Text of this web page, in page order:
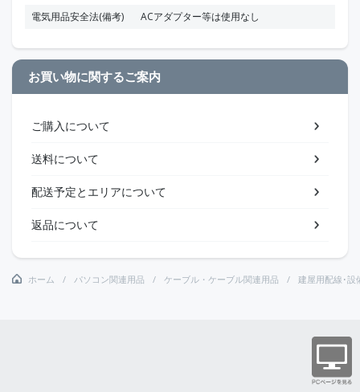
電気用品安全法(備考) ACアダプター等は使用なし
お買い物に関するご案内
ご購入について
送料について
配送予定とエリアについて
返品について
ホーム パソコン関連用品 ケーブル・ケーブル関連用品 建屋用配線･設